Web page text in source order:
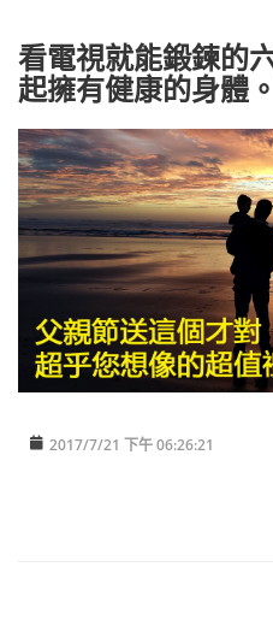
看電視就能鍛鍊的
起擁有健康的身體。
2017/7/21 下午 06:26:21